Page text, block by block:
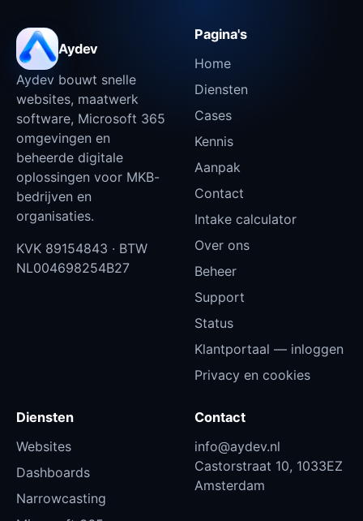
Aydev
Aydev bouwt snelle
websites, maatwerk
software, Microsoft 365
omgevingen en
beheerde digitale
oplossingen voor MKB-
bedrijven en
organisaties.
KVK 89154843 · BTW
NL004698254B27
Pagina's
Home
Diensten
Cases
Kennis
Aanpak
Contact
Intake calculator
Over ons
Beheer
Support
Status
Klantportaal — inloggen
Privacy en cookies
Diensten
Websites
Dashboards
Narrowcasting
Contact
info@aydev.nl
Castorstraat 10, 1033EZ
Amsterdam